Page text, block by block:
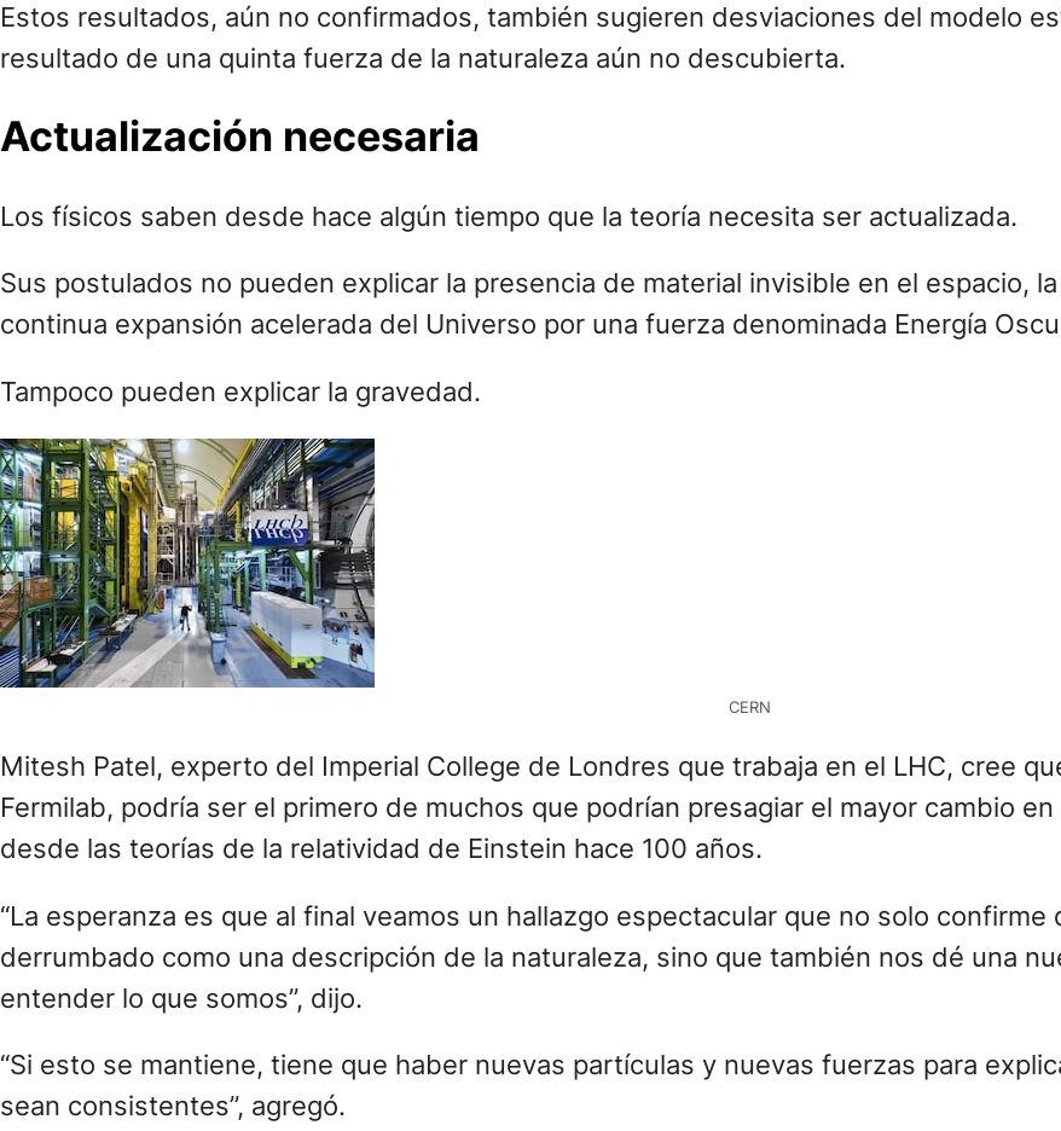
Estos resultados, aún no confirmados, también sugieren desviaciones del modelo
resultado de una quinta fuerza de la naturaleza aún no descubierta.
Actualización necesaria
Los físicos saben desde hace algún tiempo que la teoría necesita ser actualizada.
Sus postulados no pueden explicar la presencia de material invisible en el espacio,
continua expansión acelerada del Universo por una fuerza denominada Energía
Tampoco pueden explicar la gravedad.
CERN
Mitesh Patel, experto del Imperial College de Londres que trabaja en el LHC, cree
Fermilab, podría ser el primero de muchos que podrían presagiar el mayor cambio
desde las teorías de la relatividad de Einstein hace 100 años.
“La esperanza es que al final veamos un hallazgo espectacular que no solo
derrumbado como una descripción de la naturaleza, sino que también nos dé una
entender lo que somos”, dijo.
“Si esto se mantiene, tiene que haber nuevas partículas y nuevas fuerzas para
sean consistentes”, agregó.